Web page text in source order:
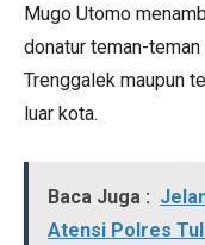
Mugo Utomo
donatur teman-
Trenggalek maupun
luar kota.
Baca Juga :
Atensi Polres